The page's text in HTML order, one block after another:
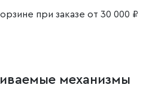
при заказе от 30 000 ₽
механизмы